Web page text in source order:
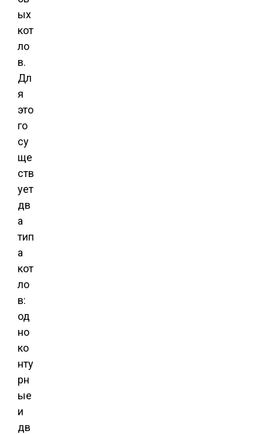
ых
кот
ло
в.
Дл
я
это
го
су
ще
ств
ует
дв
а
тип
а
кот
ло
в:
од
но
ко
нту
рн
ые
и
дв